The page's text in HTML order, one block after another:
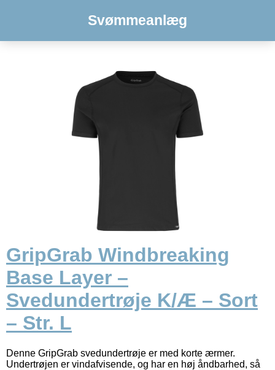
Svømmeanlæg
GripGrab Windbreaking
Base Layer –
Svedundertrøje K/Æ – Sort
– Str. L
Denne GripGrab svedundertrøje er med korte ærmer.
Undertrøjen er vindafvisende, og har en høj åndbarhed, så